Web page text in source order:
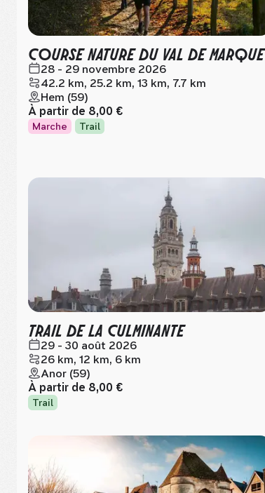
COURSE NATURE DU VAL DE MARQUE
28 - 29 novembre 2026
42.2 km, 25.2 km, 13 km, 7.7 km
Hem (59)
À partir de 8,00 €
Marche Trail
TRAIL DE LA CULMINANTE
29 - 30 août 2026
26 km, 12 km, 6 km
Anor (59)
À partir de 8,00 €
Trail